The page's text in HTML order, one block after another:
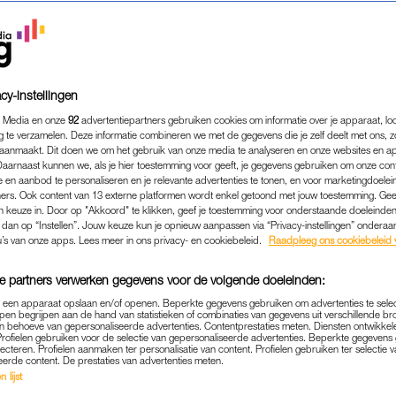
FINALISTEN VAN 'WIE
MIJ EEN WAAR
MEDIA|FRAGMENT GEMIST
26-04-2026 | ANOUK JONGENEEL
9 van ‘Wie is de Mol?’ laat presentator Rik
seizoen een rood scherm zien en moet er nog
instellingen
en onze 92 advertentiepartners gebruiken cookies om informatie over je apparaat,
te verzamelen. Deze informatie combineren we met de gegevens die je zelf deelt met ons,
Dit doen we om het gebruik van onze media te analyseren en onze websites en
kunnen we, als je hier toestemming voor geeft, je gegevens gebruiken om onze
en aanbod te personaliseren en je relevante advertenties te tonen, en voor
Ook content van 13 externe platformen wordt enkel getoond met jouw toestemming.
keuze in. Door op "Akkoord" te klikken, geef je toestemming voor onderstaande
op “Instellen”. Jouw keuze kun je opnieuw aanpassen via “Privacy-instellingen”
van onze apps. Lees meer in ons privacy- en cookiebeleid.
Raadpleeg ons cookiebeleid
partners verwerken gegevens voor de volgende doeleinden:
apparaat opslaan en/of openen. Beperkte gegevens gebruiken om advertenties te
begrijpen aan de hand van statistieken of combinaties van gegevens uit verschillende
behoeve van gepersonaliseerde advertenties. Contentprestaties meten. Diensten
gebruiken voor de selectie van gepersonaliseerde advertenties. Beperkte
Profielen aanmaken ter personalisatie van content. Profielen gebruiken ter selectie
content. De prestaties van advertenties meten.
lijst